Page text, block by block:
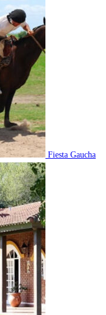
Fiesta Gaucha